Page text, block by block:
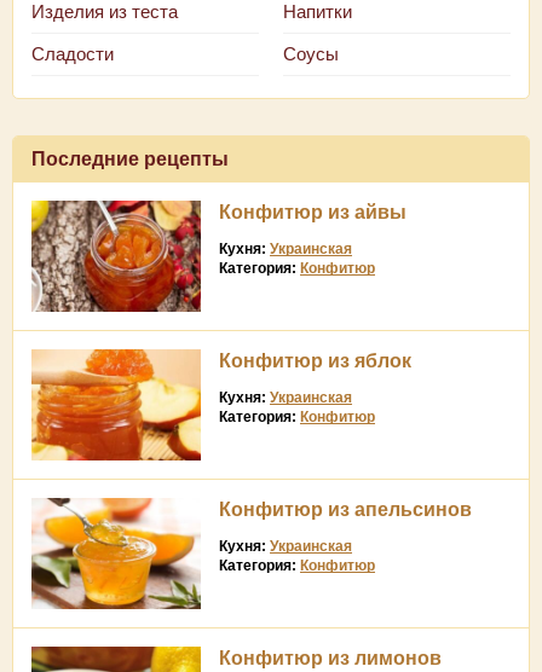
Изделия из теста Напитки
Сладости Соусы
Последние рецепты
Конфитюр из айвы
Кухня: Украинская
Категория: Конфитюр
Конфитюр из яблок
Кухня: Украинская
Категория: Конфитюр
Конфитюр из апельсинов
Кухня: Украинская
Категория: Конфитюр
Конфитюр из лимонов